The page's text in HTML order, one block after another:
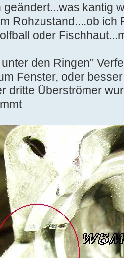
kantig
Rohzustand....ob ich
oder
den Ringen"
Fenster, oder
dritte Überströmer